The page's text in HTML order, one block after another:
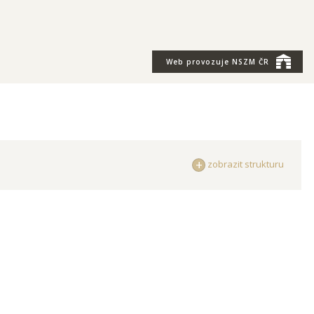
Web provozuje NSZM ČR
zobrazit strukturu